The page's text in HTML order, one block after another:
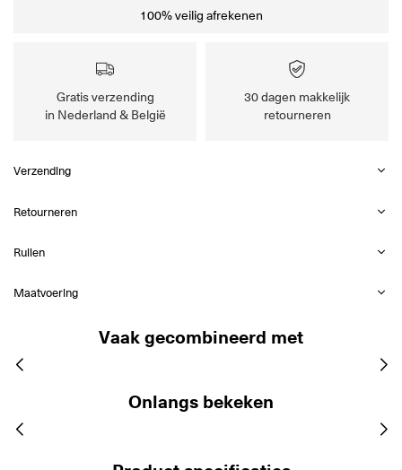
100% veilig afrekenen
Gratis verzending
in Nederland & België
30 dagen makkelijk
retourneren
Verzending
Retourneren
Ruilen
Maatvoering
Vaak gecombineerd met
Onlangs bekeken